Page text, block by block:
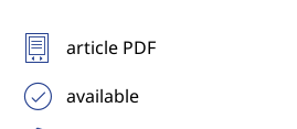
article PDF
available